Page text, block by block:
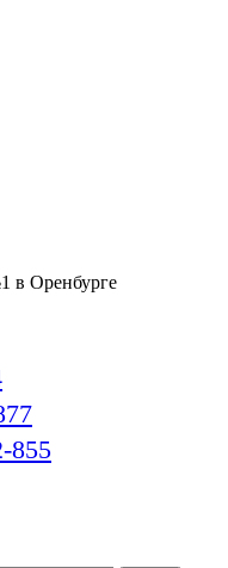
в Оренбурге
855